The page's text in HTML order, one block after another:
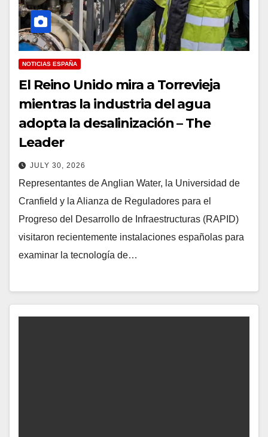
NOTICIAS ESPAÑA
El Reino Unido mira a Torrevieja
mientras la industria del agua
adopta la desalinización – The
Leader
JULY 30, 2026
Representantes de Anglian Water, la Universidad de
Cranfield y la Alianza de Reguladores para el
Progreso del Desarrollo de Infraestructuras (RAPID)
visitaron recientemente instalaciones españolas para
examinar la tecnología de…